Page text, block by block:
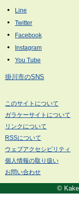
掛川市のSNS
このサイトについて
ガラケーサイトについて
リンクについて
RSSについて
ウェブアクセシビリティ
個人情報の取り扱い
お問い合わせ
©